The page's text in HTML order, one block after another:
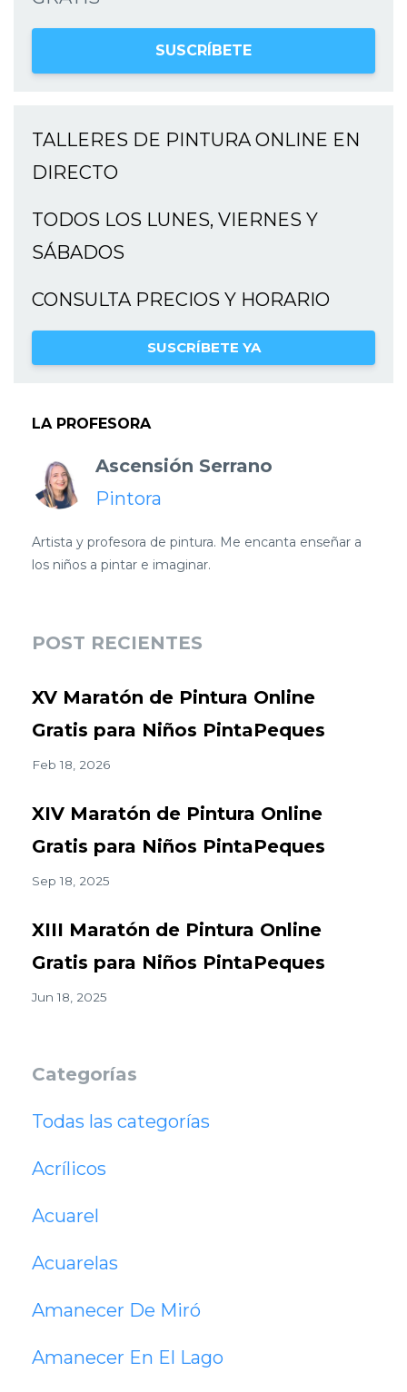
SUSCRÍBETE
TALLERES DE PINTURA ONLINE EN
DIRECTO
TODOS LOS LUNES, VIERNES Y
SÁBADOS
CONSULTA PRECIOS Y HORARIO
SUSCRÍBETE YA
LA PROFESORA
Ascensión Serrano
Pintora
Artista y profesora de pintura. Me encanta enseñar a
los niños a pintar e imaginar.
POST RECIENTES
XV Maratón de Pintura Online
Gratis para Niños PintaPeques
Feb 18, 2026
XIV Maratón de Pintura Online
Gratis para Niños PintaPeques
Sep 18, 2025
XIII Maratón de Pintura Online
Gratis para Niños PintaPeques
Jun 18, 2025
Categorías
Todas las categorías
Acrílicos
Acuarel
Acuarelas
Amanecer De Miró
Amanecer En El Lago